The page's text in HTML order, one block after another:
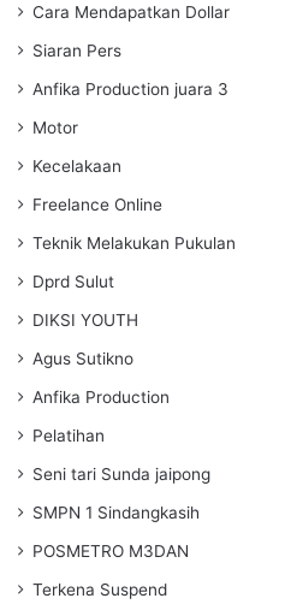
Cara Mendapatkan Dollar
Siaran Pers
Anfika Production juara 3
Motor
Kecelakaan
Freelance Online
Teknik Melakukan Pukulan
Dprd Sulut
DIKSI YOUTH
Agus Sutikno
Anfika Production
Pelatihan
Seni tari Sunda jaipong
SMPN 1 Sindangkasih
POSMETRO M3DAN
Terkena Suspend